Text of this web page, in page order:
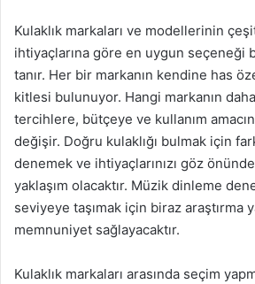
Kulaklık markaları ve modellerinin
ihtiyaçlarına göre en uygun seçeneği
tanır. Her bir markanın kendine has
kitlesi bulunuyor. Hangi markanın
tercihlere, bütçeye ve kullanım
değişir. Doğru kulaklığı bulmak için
denemek ve ihtiyaçlarınızı göz
yaklaşım olacaktır. Müzik dinleme
seviyeye taşımak için biraz araştırma
memnuniyet sağlayacaktır.
Kulaklık markaları arasında seçim